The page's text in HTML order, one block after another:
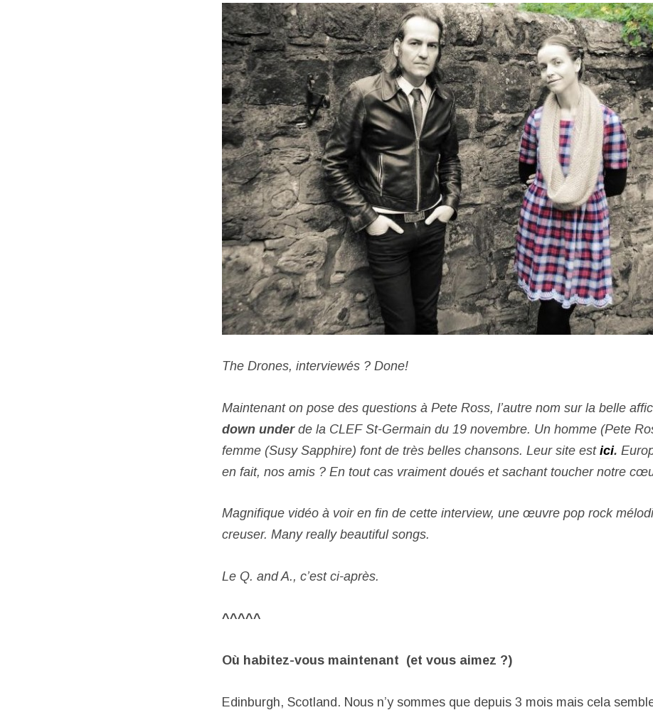
The Drones, interviewés ? Done!
Maintenant on pose des questions à Pete Ross, l’autre nom sur la belle
down underde la CLEF St-Germain du 19 novembre. Un homme (Pete
femme (Susy Sapphire) font de très belles chansons. Leur site est ici.
en fait, nos amis ? En tout cas vraiment doués et sachant toucher notre
Magnifique vidéo à voir en fin de cette interview, une œuvre pop rock
creuser. Many really beautiful songs.
Le Q. and A., c’est ci-après.
^^^^^
Où habitez-vous maintenant (et vous aimez ?)
Edinburgh, Scotland. Nous n’y sommes que depuis 3 mois mais cela